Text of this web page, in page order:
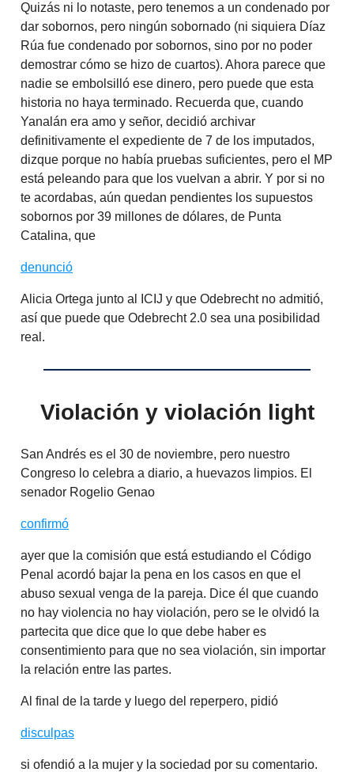
Quizás ni lo notaste, pero tenemos a un condenado por
dar sobornos, pero ningún sobornado (ni siquiera Díaz
Rúa fue condenado por sobornos, sino por no poder
demostrar cómo se hizo de cuartos). Ahora parece que
nadie se embolsilló ese dinero, pero puede que esta
historia no haya terminado. Recuerda que, cuando
Yanalán era amo y señor, decidió archivar
definitivamente el expediente de 7 de los imputados,
dizque porque no había pruebas suficientes, pero el MP
está peleando para que los vuelvan a abrir. Y por si no
te acordabas, aún quedan pendientes los supuestos
sobornos por 39 millones de dólares, de Punta
Catalina, que
denunció
Alicia Ortega junto al ICIJ y que Odebrecht no admitió,
así que puede que Odebrecht 2.0 sea una posibilidad
real.
Violación y violación light
San Andrés es el 30 de noviembre, pero nuestro
Congreso lo celebra a diario, a huevazos limpios. El
senador Rogelio Genao
confirmó
ayer que la comisión que está estudiando el Código
Penal acordó bajar la pena en los casos en que el
abuso sexual venga de la pareja. Dice él que cuando
no hay violencia no hay violación, pero se le olvidó la
partecita que dice que lo que debe haber es
consentimiento para que no sea violación, sin importar
la relación entre las partes.
Al final de la tarde y luego del reperpero, pidió
disculpas
si ofendió a la mujer y la sociedad por su comentario.